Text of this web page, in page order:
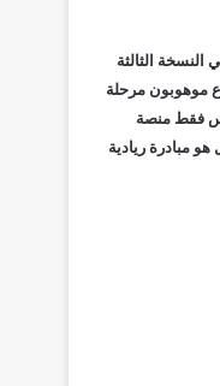
الثالثة
يدخل مشروع موهوبون مرحلة
فقط منصة
هو مبادرة ريادية